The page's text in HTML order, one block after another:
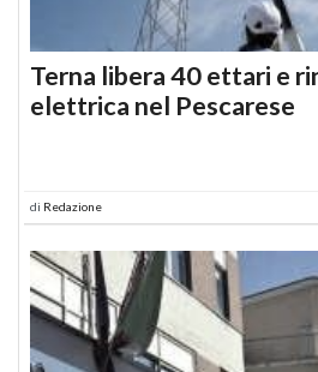
Terna libera 40 ettari e
elettrica nel Pescarese
di Redazione